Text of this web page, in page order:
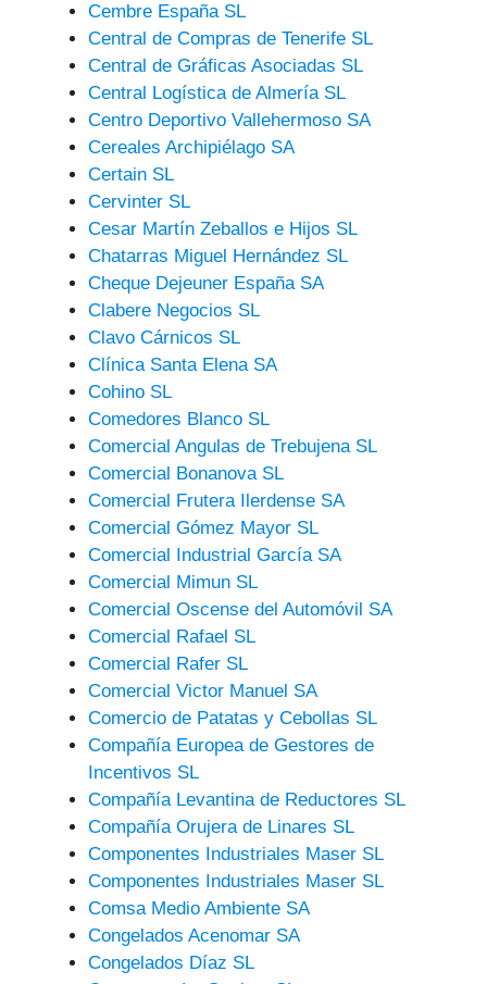
Cembre España SL
Central de Compras de Tenerife SL
Central de Gráficas Asociadas SL
Central Logística de Almería SL
Centro Deportivo Vallehermoso SA
Cereales Archipiélago SA
Certain SL
Cervinter SL
Cesar Martín Zeballos e Hijos SL
Chatarras Miguel Hernández SL
Cheque Dejeuner España SA
Clabere Negocios SL
Clavo Cárnicos SL
Clínica Santa Elena SA
Cohino SL
Comedores Blanco SL
Comercial Angulas de Trebujena SL
Comercial Bonanova SL
Comercial Frutera Ilerdense SA
Comercial Gómez Mayor SL
Comercial Industrial García SA
Comercial Mimun SL
Comercial Oscense del Automóvil SA
Comercial Rafael SL
Comercial Rafer SL
Comercial Victor Manuel SA
Comercio de Patatas y Cebollas SL
Compañía Europea de Gestores de
Incentivos SL
Compañía Levantina de Reductores SL
Compañía Orujera de Linares SL
Componentes Industriales Maser SL
Componentes Industriales Maser SL
Comsa Medio Ambiente SA
Congelados Acenomar SA
Congelados Díaz SL